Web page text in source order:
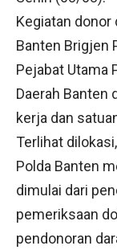
Kegiatan donor
Banten Brigjen
Pejabat Utama
Daerah Banten
kerja dan
Terlihat
Polda Banten
dimulai dari
pemeriksaan
pendonoran